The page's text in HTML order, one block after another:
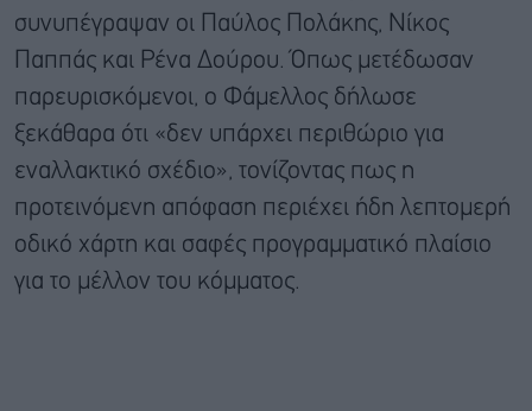
συνυπέγραψαν οι Παύλος Πολάκης, Νίκος
Παππάς και Ρένα Δούρου. Όπως μετέδωσαν
παρευρισκόμενοι, ο Φάμελλος δήλωσε
ξεκάθαρα ότι «δεν υπάρχει περιθώριο για
εναλλακτικό σχέδιο», τονίζοντας πως η
προτεινόμενη απόφαση περιέχει ήδη λεπτομερή
οδικό χάρτη και σαφές προγραμματικό πλαίσιο
για το μέλλον του κόμματος.